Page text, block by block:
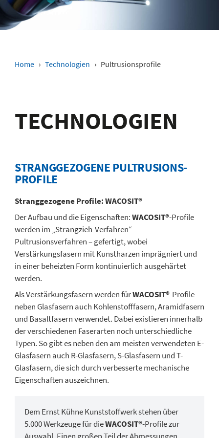
Home › Technologien › Pultrusionsprofile
TECHNO­LOGIEN
STRANGGE­ZOGENE PULTRUSIONS­
PROFILE
Stranggezogene Profile: WACOSIT®
Der Aufbau und die Eigenschaften:WACOSIT®-Profile
werden im „Strangzieh-Verfahren“ –
Pultrusionsverfahren – gefertigt, wobei
Verstärkungsfasern mit Kunstharzen imprägniert und
in einer beheizten Form kontinuierlich ausgehärtet
werden.
Als Verstärkungsfasern werden fürWACOSIT®-Profile
neben Glasfasern auch Kohlenstofffasern, Aramidfasern
und Basaltfasern verwendet. Dabei existieren innerhalb
der verschiedenen Faserarten noch unterschiedliche
Typen. So gibt es neben den am meisten verwendeten E-
Glasfasern auch R-Glasfasern, S-Glasfasern und T-
Glasfasern, die sich durch verbesserte mechanische
Eigenschaften auszeichnen.
Dem Ernst Kühne Kunststoffwerk stehen über
5.000 Werkzeuge für dieWACOSIT®-Profile zur